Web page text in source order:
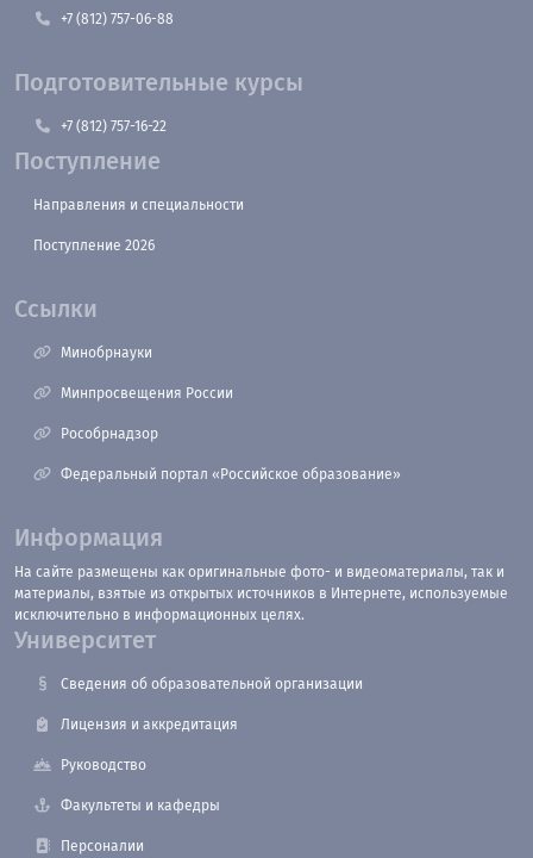
+7 (812) 757-06-88
Подготовительные курсы
+7 (812) 757-16-22
Поступление
Направления и специальности
Поступление 2026
Ссылки
Минобрнауки
Минпросвещения России
Рособрнадзор
Федеральный портал «Российское образование»
Информация
На сайте размещены как оригинальные фото- и видеоматериалы, так и
материалы, взятые из открытых источников в Интернете, используемые
исключительно в информационных целях.
Университет
Сведения об образовательной организации
Лицензия и аккредитация
Руководство
Факультеты и кафедры
Персоналии